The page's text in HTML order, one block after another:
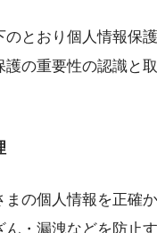
のとおり個人情報保
護の重要性の認識と
まの個人情報を正確
ん・漏洩などを防止